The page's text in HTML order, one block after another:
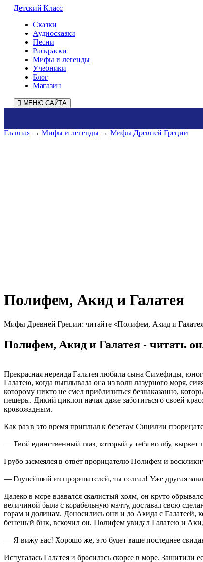
Детский Класс
Сказки
Аудиосказки
Песни
Раскраски
Мифы и легенды
Учебники
Блог
Магазин
МЕНЮ САЙТА
Главная → Мифы и легенды → Мифы Древней Греции
Полифем, Акид и Галатея
Мифы Древней Греции: читайте «Полифем, Акид и
Полифем, Акид и Галатея - читать
Прекрасная нереида Галатея любила сына Симефиды,
Галатею, когда выплывала она из волн лазурного моря,
которому никто не смел приблизиться безнаказанно,
пещеры. Дикий циклоп начал даже заботиться о своей
кровожадным.
Как раз в это время приплыл к берегам Сицилии
— Твой единственный глаз, который у тебя во лбу, вырвет
Грубо засмеялся в ответ прорицателю Полифем и
— Глупейший из прорицателей, ты солгал! Уже другая
Далеко в море вдавался скалистый холм, он круто
величиной была с корабельную мачту, доставал свою
горам и долинам. Доносились они и до Акида с Галатеей,
бешеный бык, вскочил он. Полифем увидал Галатею и
— Я вижу вас! Хорошо же, это будет ваше последнее
Испугалась Галатея и бросилась скорее в море.